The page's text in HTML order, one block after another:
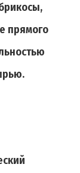
прямого